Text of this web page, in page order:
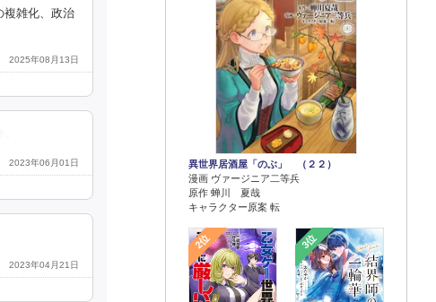
複雑化、政治
2025年08月13日
2023年06月01日
2023年04月21日
異世界居酒屋「のぶ」 （２２）
漫画 ヴァージニア二等兵
原作 蝉川 夏哉
キャラクター原案 転
2位 3位